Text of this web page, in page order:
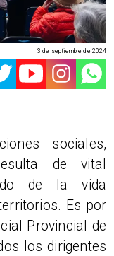
3 de septiembre de 2024
sociales,
de vital
de la vida
Es por
Provincial de
los dirigentes